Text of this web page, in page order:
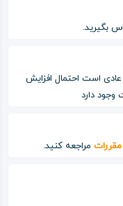
بگیرید.
است احتمال افزایش
وجود دارد
مقررات مراجعه کنید.